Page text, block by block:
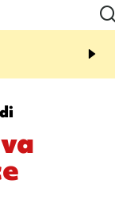
Quatre
pour les